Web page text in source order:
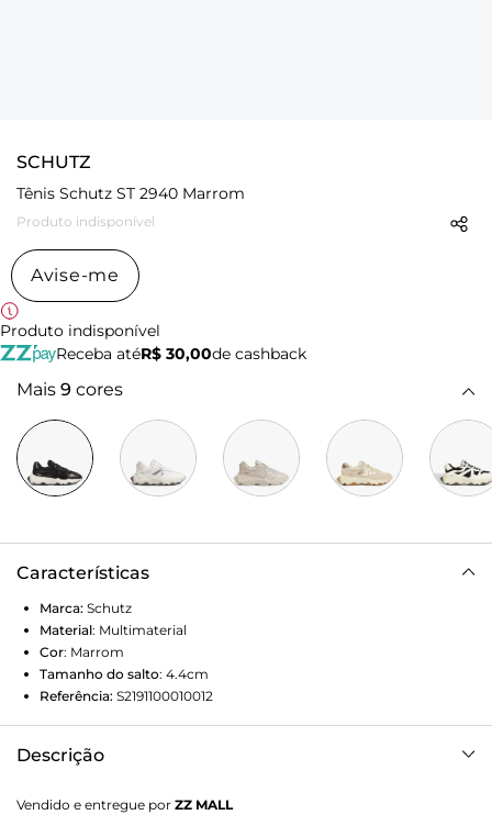
SCHUTZ
Tênis Schutz ST 2940 Marrom
Produto indisponível
Avise-me
Produto indisponível
Receba atéR$ 30,00de cashback
Mais 9 cores
Características
Marca: Schutz
Material: Multimaterial
Cor: Marrom
Tamanho do salto: 4.4cm
Referência: S2191100010012
Descrição
moderno e o solado robusto garantem um visual único e
Vendido e entregue por ZZ MALL